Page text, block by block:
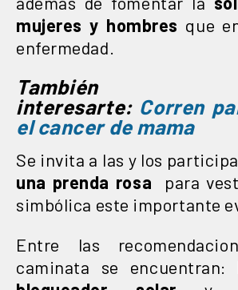
mujeres y hombres que
enfermedad.
También
interesarte: Corren
el cancer de mama
Se invita a las y los
una prenda rosa para
simbólica este importante
Entre las
caminata se encuentran: